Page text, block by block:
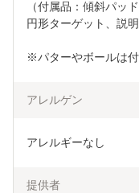
（付属品：傾斜パッ
円形ターゲット、説明
※パターやボールは
アレルゲン
アレルギーなし
提供者